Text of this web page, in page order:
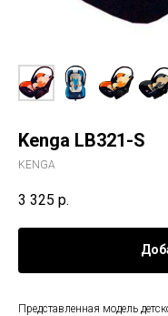
Kenga LB321-S
KENGA
3 325 р.
Представленная модель